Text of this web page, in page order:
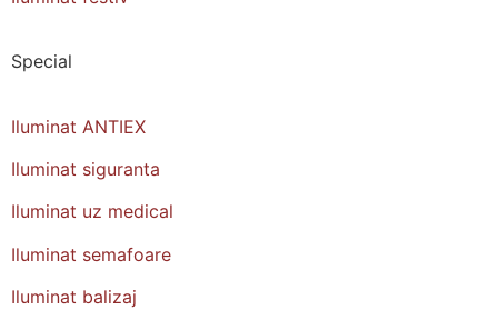
Special
Iluminat ANTIEX
Iluminat siguranta
Iluminat uz medical
Iluminat semafoare
Iluminat balizaj